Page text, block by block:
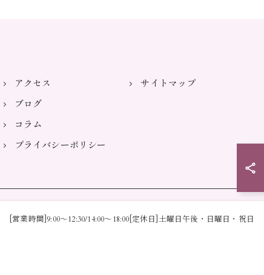
[営業時間]9:00～12:30/14:00～18:00[定休日]土曜日午後・日曜日・祝日
アクセス
ブログ
コラム
プライバシーポリシー
サイトマップ